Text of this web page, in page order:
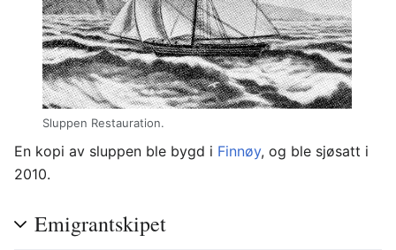
Sluppen Restauration.
En kopi av sluppen ble bygd i Finnøy, og ble sjøsatt i
2010.
Emigrantskipet